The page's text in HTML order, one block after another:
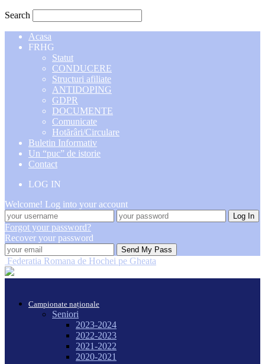
Search
Acasa
FRHG
Statut
CONDUCERE
Structuri afiliate
ANTIDOPING
GDPR
DOCUMENTE
Comunicate
Hotărâri/Circulare
Buletin Informativ
Un “puc” de istorie
Contact
LOG IN
Welcome! Log into your account
Forgot your password?
Recover your password
Federatia Romana de Hochei pe Gheata
Campionate naționale
Seniori
2023-2024
2022-2023
2021-2022
2020-2021